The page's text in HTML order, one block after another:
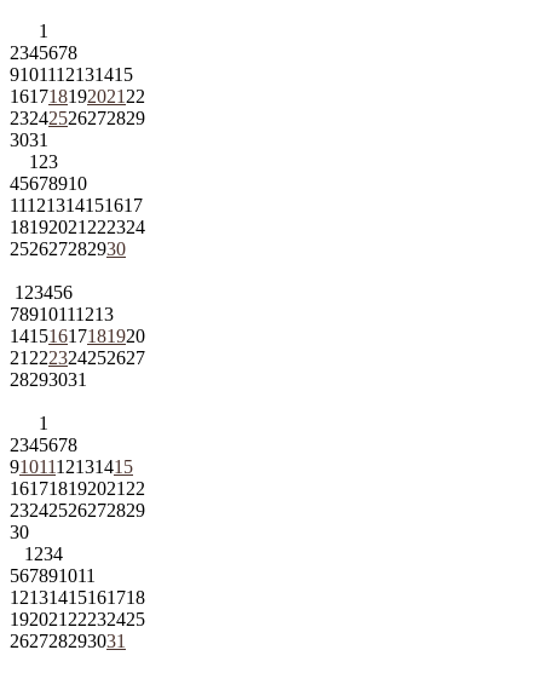
1
2345678
9101112131415
161718192021 22
23242526272829
3031
1 23
45678910
11121314151617
18192021 222324
252627282930
1 23456
78910111213
14151617181920
21 222324252627
28293031
1
2345678
9101112131415
161718192021 22
23242526272829
30
1 234
567891011
12131415161718
192021 22232425
262728293031